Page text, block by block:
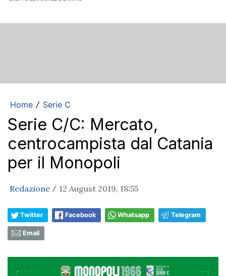
Home / Serie C
Serie C/C: Mercato,
centrocampista dal Catania
per il Monopoli
Redazione / 12 August 2019, 18:55
Twitter Facebook Whatsapp Telegram
Email